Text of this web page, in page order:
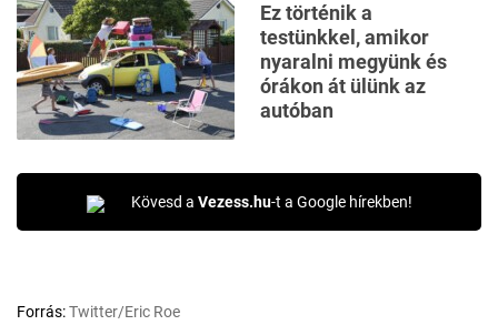
Ez történik a
testünkkel, amikor
nyaralni megyünk és
órákon át ülünk az
autóban
Kövesd a Vezess.hu-t a Google hírekben!
Forrás:Twitter/Eric Roe